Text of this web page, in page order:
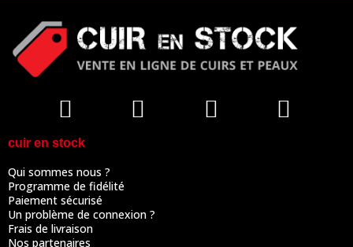
cuir en stock
Qui sommes nous ?
Programme de fidélité
Paiement sécurisé
Un problème de connexion ?
Frais de livraison
Nos partenaires